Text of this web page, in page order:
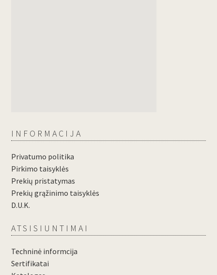
INFORMACIJA
Privatumo politika
Pirkimo taisyklės
Prekių pristatymas
Prekių grąžinimo taisyklės
D.U.K.
ATSISIUNTIMAI
Techninė informcija
Sertifikatai